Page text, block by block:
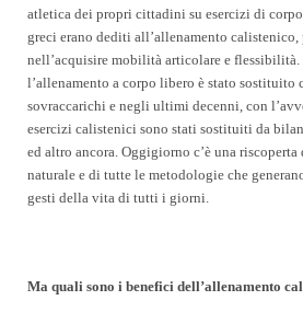
atletica dei propri cittadini su esercizi di
greci erano dediti all’allenamento calistenico,
nell’acquisire mobilità articolare e flessibilità.
l’allenamento a corpo libero è stato sostituito
sovraccarichi e negli ultimi decenni, con
esercizi calistenici sono stati sostituiti da
ed altro ancora. Oggigiorno c’è una
naturale e di tutte le metodologie che
gesti della vita di tutti i giorni.
Ma quali sono i benefici dell’allenamento